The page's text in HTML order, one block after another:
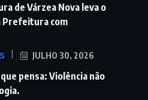
de Várzea Nova leva o
Prefeitura com
JULHO 30, 2026
pensa: Violência não